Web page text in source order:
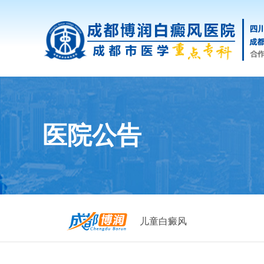
医院公告
儿童白癜风